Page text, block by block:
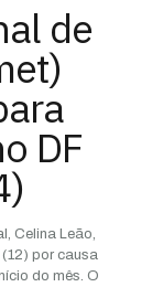
de
DF
Celina Leão,
por causa
do mês. O